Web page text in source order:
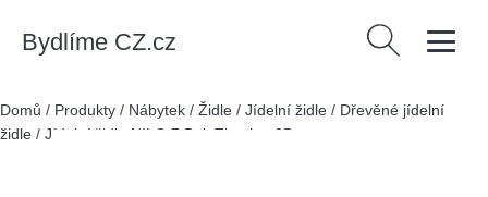
Bydlíme CZ.cz Vyhledávání
Domů / Produkty / Nábytek / Židle / Jídelní židle / Dřevěné jídelní
židle / Jídelní židle NILO 7 Buk Tkanina 3B